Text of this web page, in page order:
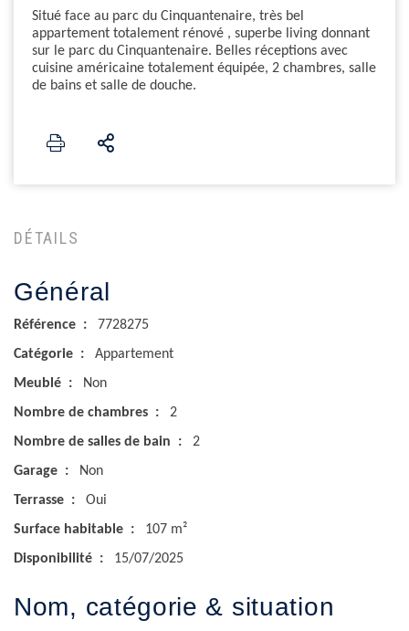
Situé face au parc du Cinquantenaire, très bel
appartement totalement rénové , superbe living donnant
sur le parc du Cinquantenaire. Belles réceptions avec
cuisine américaine totalement équipée, 2 chambres, salle
de bains et salle de douche.
DÉTAILS
Général
Référence
7728275
Catégorie
Appartement
Meublé
Non
Nombre de chambres
2
Nombre de salles de bain
2
Garage
Non
Terrasse
Oui
Surface habitable
107 m²
Disponibilité
15/07/2025
Nom, catégorie & situation